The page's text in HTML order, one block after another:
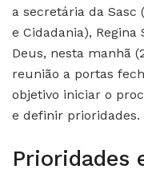
a secretária da Sasc
e Cidadania),
Deus, nesta manhã
reunião a portas
objetivo iniciar o
e definir prioridades.
Prioridades